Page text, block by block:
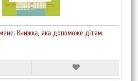
Книжка, яка допоможе дітям